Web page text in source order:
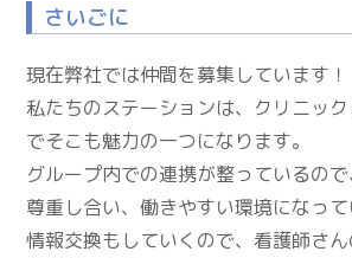
さいごに
現在弊社では仲間を募集しています！
私たちのステーションは、クリニッ
でそこも魅力の一つになります。
グループ内での連携が整っているの
尊重し合い、働きやすい環境になって
情報交換もしていくので、看護師さ